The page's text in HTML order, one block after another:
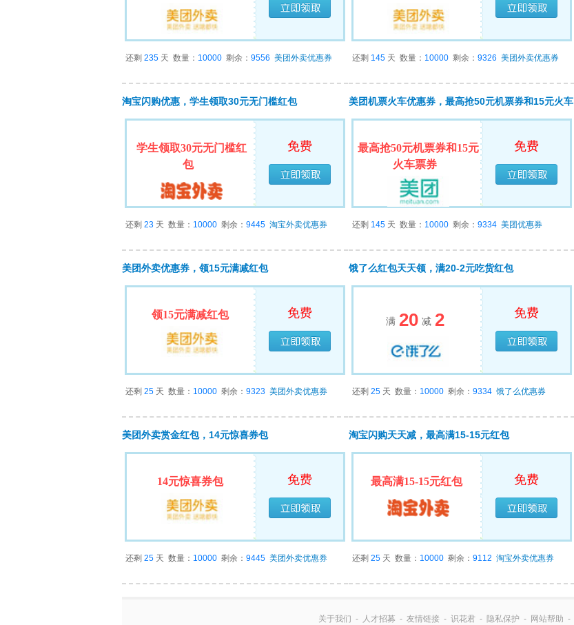
已经领完
还剩 235 天 数量： 10000 剩余： 9556 美团外卖优惠券
已经领完
还剩 145 天 数量： 10000 剩余： 9326 美团外卖优惠券
淘宝闪购优惠，学生领取30元无门槛红包
学生领取30元无门槛红
包
免费
已经领完
还剩 23 天 数量： 10000 剩余： 9445 淘宝外卖优惠券
美团机票火车优惠券，最高抢50元机票券和15元火车
最高抢50元机票券和15元
火车票券
免费
已经领完
还剩 145 天 数量： 10000 剩余： 9334 美团优惠券
美团外卖优惠券，领15元满减红包
领15元满减红包 免费
已经领完
还剩 25 天 数量： 10000 剩余： 9323 美团外卖优惠券
饿了么红包天天领，满20-2元吃货红包
满 20 减 2 免费
已经领完
还剩 25 天 数量： 10000 剩余： 9334 饿了么优惠券
美团外卖赏金红包，14元惊喜券包
14元惊喜券包 免费
已经领完
还剩 25 天 数量： 10000 剩余： 9445 美团外卖优惠券
淘宝闪购天天减，最高满15-15元红包
最高满15-15元红包 免费
已经领完
还剩 25 天 数量： 10000 剩余： 9112 淘宝外卖优惠券
关于我们 - 人才招募 - 友情链接 - 识花君 - 隐私保护 - 网站帮助 -